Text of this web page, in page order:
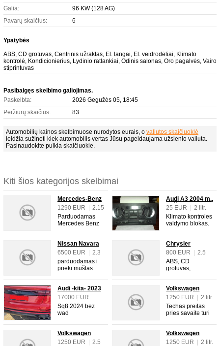
Galia:
96 KW (128 AG)
Pavarų skaičius:
6
Ypatybės
ABS, CD grotuvas, Centrinis užraktas, El. langai, El. veidrodėliai, Klimato
kontrolė, Kondicionierius, Lydinio ratlankiai, Odinis salonas, Oro pagalvės, Vairo
stiprintuvas
Pasibaigęs skelbimo galiojimas.
Paskelbta:
2026 Gegužės 05, 18:45
Peržiūrų skaičius:
83
Automobilių kainos skelbimuose nurodytos eurais, o valiutos skaičiuoklė
leidžia sužinoti kiek automobilis vertas Jūsų pageidaujama užsienio valiuta.
Pasinaudokite puikia skaičiuokle.
Kiti šios kategorijos skelbimai
Mercedes-Benz
C 200 2006 m.,
Universalas
1290 EUR
2.15
litr. | Automatinė
| 90 KW
| Pilka | 4/5
Parduodamas
Mercedes Benz
11 mėn., 2.1l
90kw, VIN
WDB2032071F7
70962. Galiojanti
TA iki 2026.09.24.
Ekonomiškas
variklis ir
automatinė
pavarų dėžė
veikia be
priekaištų,
aptarnavimai
laiku. Prieš metus
pilnai sutvarkyta
gal
Nissan Navara
2018 m., Pikapas
6500 EUR
2.3
litr. | Automatinė
| 140 KW
| 4/5
parduodamas i
prieki muštas
buferis tvarkomas
žibintas
keičiamas. ABS,
Centrinis
užraktas, El.
langai, El.
veidrodėliai,
Klimato kontrolė,
Kondicionierius,
Lydinio ratlankiai,
Audi -kita- 2023
m., Visureigis
17000 EUR
| 4000 litr.
| Automatinė
| 24000 km
| Raudona
Sq8 2024 bez
wad
auto w Polsce.
ABS, Centrinis
užraktas, El.
Volkswagen
Multivan 1992
1250 EUR
2.5
Audi A3 2004 m.,
Hečbekas
25 EUR
2 litr.
Klimato kontroles
valdymo blokas.
Chrysler
Voyager 2001
m., Vienatūris
800 EUR
2.5
litr. | Mechaninė
| 105 KW
|
332000 km
| Juoda | 4/5
ABS, CD
grotuvas,
užraktas, El.
langai, El.
veidrodėliai,
Kasečių grotuvas,
Kondicionierius,
Lydinio ratlankiai,
Metalikas, Odinis
salonas, Oro
pagalvės, Vairo
stiprintuvas.
Volkswagen
Passat 2006 m.,
Sedanas
1250 EUR
2 litr.
| Mechaninė
| 96 KW
| 4/5
Techas preitas
pries savaite turi
kosmetiniu
Kebulo defektu
tel060793894.
Volkswagen
Passat 2006 m.,
1250 EUR
2 litr.